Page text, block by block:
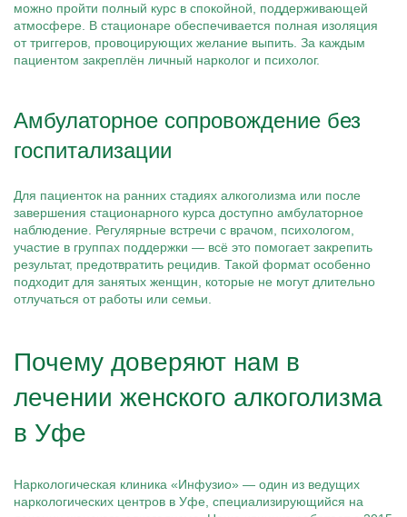
можно пройти полный курс в спокойной, поддерживающей
атмосфере. В стационаре обеспечивается полная изоляция
от триггеров, провоцирующих желание выпить. За каждым
пациентом закреплён личный нарколог и психолог.
Амбулаторное сопровождение без
госпитализации
Для пациенток на ранних стадиях алкоголизма или после
завершения стационарного курса доступно амбулаторное
наблюдение. Регулярные встречи с врачом, психологом,
участие в группах поддержки — всё это помогает закрепить
результат, предотвратить рецидив. Такой формат особенно
подходит для занятых женщин, которые не могут длительно
отлучаться от работы или семьи.
Почему доверяют нам в
лечении женского алкоголизма
в Уфе
Наркологическая клиника «Инфузио» — один из ведущих
наркологических центров в Уфе, специализирующийся на